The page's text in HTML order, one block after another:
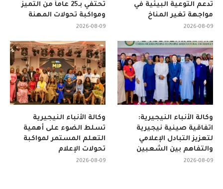
تحتفي بـ25 عاماً من التميز
ومواكبة تحولات المهنة
2026-08-09
تدعم التوعية البيئية في
مواجهة تغير المناخ
2026-08-09
وكالة الأنباء النيجيرية
تسلط الضوء على أهمية
التعلم المستمر لمواكبة
تحولات الإعلام
2026-08-09
وكالة الأنباء النيجيرية:
اتفاقية صينية نيجيرية
لتعزيز التبادل الإعلامي
والتفاهم بين الشعبين
2026-08-09